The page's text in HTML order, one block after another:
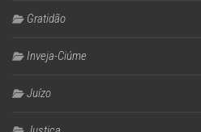
Gratidão
Inveja-Ciúme
Juízo